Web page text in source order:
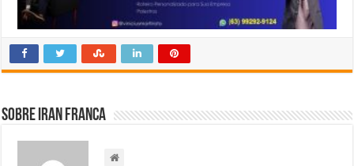
Sobre Iran Franca